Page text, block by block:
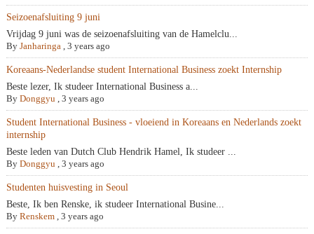
Seizoenafsluiting 9 juni
Vrijdag 9 juni was de seizoenafsluiting van de Hamelclu...
By Janharinga , 3 years ago
Koreaans-Nederlandse student International Business zoekt Internship
Beste lezer, Ik studeer International Business a...
By Donggyu , 3 years ago
Student International Business - vloeiend in Koreaans en Nederlands zoekt
internship
Beste leden van Dutch Club Hendrik Hamel, Ik studeer ...
By Donggyu , 3 years ago
Studenten huisvesting in Seoul
Beste, Ik ben Renske, ik studeer International Busine...
By Renskem , 3 years ago